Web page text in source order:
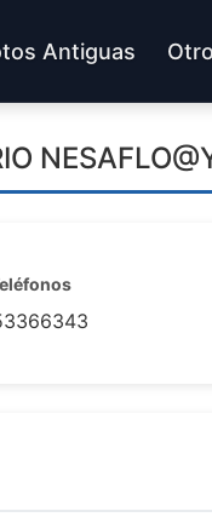
Antiguas